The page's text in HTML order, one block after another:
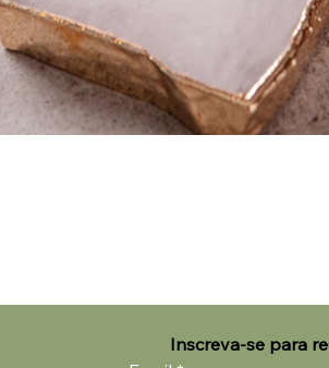
Inscreva-se para